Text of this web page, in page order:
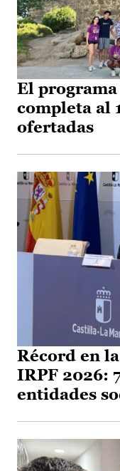
El
completa al
ofertadas
Récord en
IRPF 2026:
entidades